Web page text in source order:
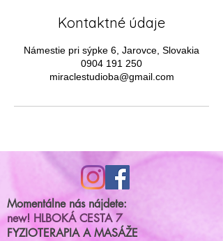
Kontaktné údaje
Námestie pri sýpke 6, Jarovce, Slovakia
0904 191 250
miraclestudioba@gmail.com
Momentálne nás nájdete:
new! HLBOKÁ CESTA 7
FYZIOTERAPIA A MASÁŽE